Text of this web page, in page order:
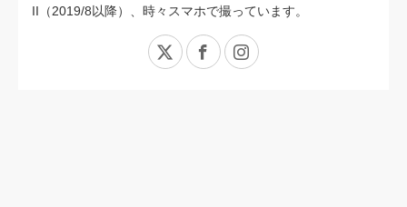
II（2019/8以降）、時々スマホで撮っています。
X FacebookInstagram